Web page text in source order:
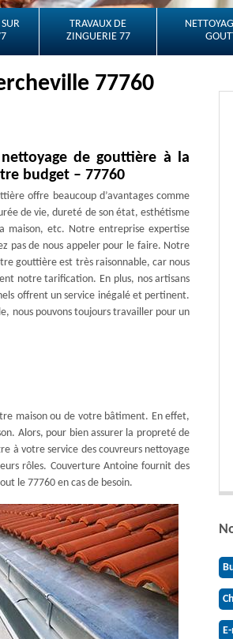
TRAVAUX DE
ZINGUERIE 77
77760
de gouttière à la
budget – 77760
offre beaucoup d’avantages comme
de vie, dureté de son état, esthétisme
maison, etc. Notre entreprise expertise
pas de nous appeler pour le faire. Notre
gouttière est très raisonnable, car nous
notre tarification. En plus, nos artisans
offrent un service inégalé et pertinent.
nous pouvons toujours travailler pour un
maison ou de votre bâtiment. En effet,
Alors, pour bien assurer la propreté de
à votre service des couvreurs nettoyage
rôles. Couverture Antoine fournit des
le 77760 en cas de besoin.